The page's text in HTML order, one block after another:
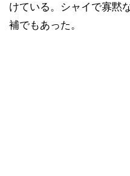
けている。シャイで寡黙
補でもあった。